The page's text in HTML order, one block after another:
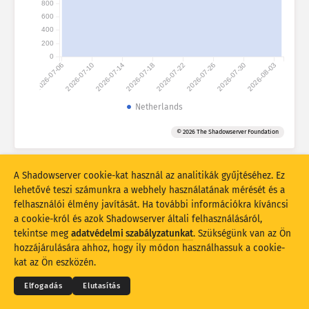
Támadási statisztikák: Eszközök
Országok
Adathalmaz
Ország Címke
Stacking Halmozott Átfedő
Az eredmények automatikus frissítése
Frissítés Visszaállítás
Letöltés PNG-fájlként
2026-07-062026-07-102026-07-142026-07-182026-07-222026-07-262026-07-302026-08-03
0
200
400
600
800
Netherlands
© 2026 The Shadowserver Foundation
© 2026THE SHADOWSERVER FOUNDATION
Adatvédelem és feltételek
Kapcsolatfelvétel
Köszönetnyilvánítás
A Shadowserver cookie-kat használ az analitikák gyűjtéséhez. Ez
lehetővé teszi számunkra a webhely használatának mérését és a
felhasználói élmény javítását. Ha további információkra kíváncsi
a cookie-król és azok Shadowserver általi felhasználásáról,
tekintse meg adatvédelmi szabályzatunkat. Szükségünk van az Ön
hozzájárulására ahhoz, hogy ily módon használhassuk a cookie-
kat az Ön eszközén.
Elfogadás Elutasítás